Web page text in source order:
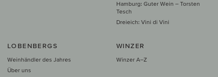
Hamburg: Guter Wein – Torsten
Tesch
Dreieich: Vini di Vini
LOBENBERGS
Weinhändler des Jahres
Über uns
WINZER
Winzer A–Z